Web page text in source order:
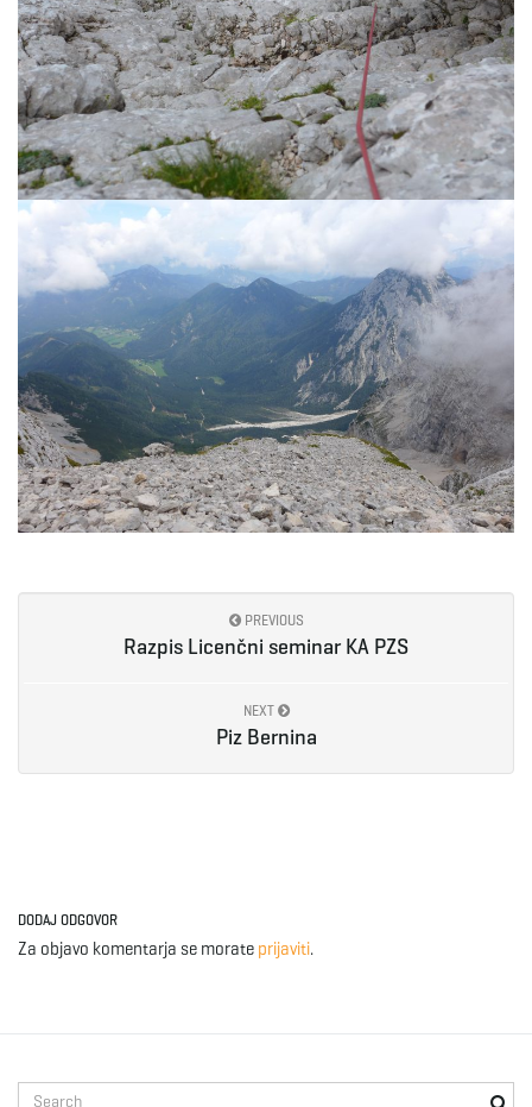
g
a
t
o
PREVIOUS
Razpis Licenčni seminar KA PZS
NEXT
Piz Bernina
DODAJ ODGOVOR
Za objavo komentarja se morate prijaviti.